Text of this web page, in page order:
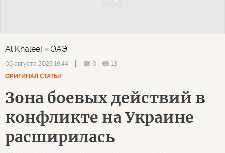
Al Khaleej ОАЭ
06 августа 2026 16:44 0
13
ОРИГИНАЛ СТАТЬИ
Зона боевых действий в
конфликте на Украине
расширилась